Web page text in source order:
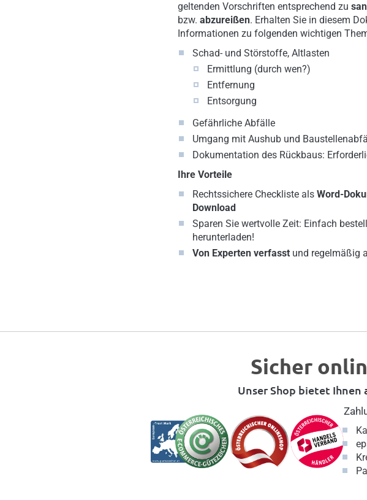
geltenden Vorschriften entsprechend zu
bzw.abzureißen. Erhalten Sie in diesem
Informationen zu folgenden wichtigen
Schad- und Störstoffe, Altlasten
Ermittlung (durch wen?)
Entfernung
Entsorgung
Gefährliche Abfälle
Umgang mit Aushub und
Dokumentation des Rückbaus:
Ihre Vorteile
Rechtssichere Checkliste alsWord-
Download
Sparen Sie wertvolle Zeit: Einfach
herunterladen!
Von Experten verfasst und regelmäßig
Sicher
Unser Shop bietet Ihnen